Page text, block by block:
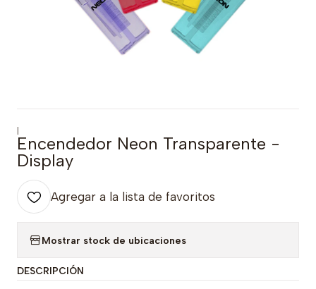
|
Encendedor Neon Transparente -
Display
Agregar a la lista de favoritos
Mostrar stock de ubicaciones
DESCRIPCIÓN